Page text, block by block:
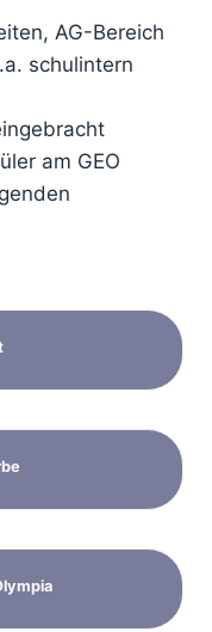
AG-Bereich
schulintern
am GEO